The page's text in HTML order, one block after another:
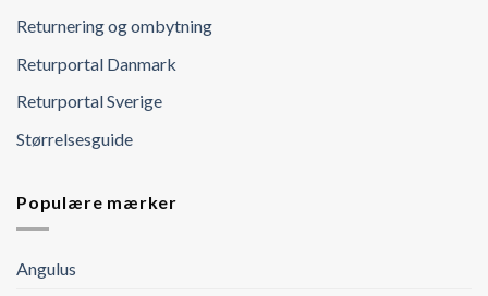
Returnering og ombytning
Returportal Danmark
Returportal Sverige
Størrelsesguide
Populære mærker
Angulus